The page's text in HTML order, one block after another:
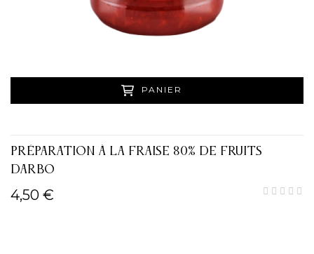
PANIER
PRÉPARATION À LA FRAISE 80% DE FRUITS
DARBO
4,50 €